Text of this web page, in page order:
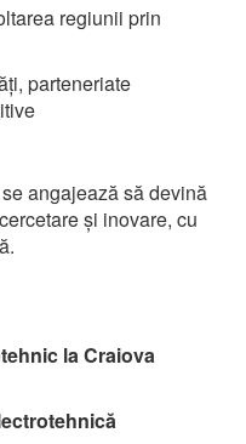
regiunii prin
parteneriate
angajează să devină
și inovare, cu
la Craiova
ă